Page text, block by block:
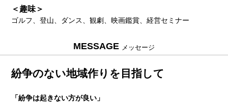
＜趣味＞
ゴルフ、登山、ダンス、観劇、映画鑑賞、経営セミナー
MESSAGE メッセージ
紛争のない地域作りを目指して
「紛争は起きない方が良い」